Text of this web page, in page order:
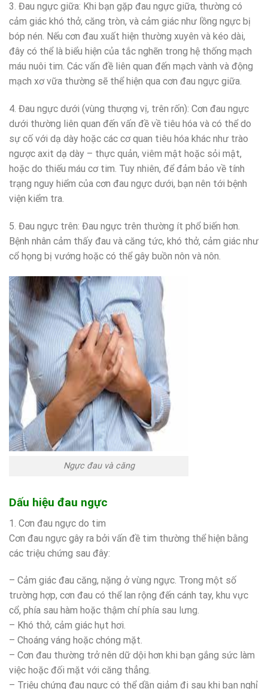
3. Đau ngực giữa: Khi bạn gặp đau ngực giữa, thường có
cảm giác khó thở, căng tròn, và cảm giác như lồng ngực bị
bóp nén. Nếu cơn đau xuất hiện thường xuyên và kéo dài,
đây có thể là biểu hiện của tắc nghẽn trong hệ thống mạch
máu nuôi tim. Các vấn đề liên quan đến mạch vành và động
mạch xơ vữa thường sẽ thể hiện qua cơn đau ngực giữa.
4. Đau ngực dưới (vùng thượng vị, trên rốn): Cơn đau ngực
dưới thường liên quan đến vấn đề về tiêu hóa và có thể do
sự cố với dạ dày hoặc các cơ quan tiêu hóa khác như trào
ngược axit dạ dày – thực quản, viêm mật hoặc sỏi mật,
hoặc do thiếu máu cơ tim. Tuy nhiên, để đảm bảo về tính
trạng nguy hiểm của cơn đau ngực dưới, bạn nên tới bệnh
viện kiểm tra.
5. Đau ngực trên: Đau ngực trên thường ít phổ biến hơn.
Bệnh nhân cảm thấy đau và căng tức, khó thở, cảm giác như
cổ họng bị vướng hoặc có thể gây buồn nôn và nôn.
Ngực đau và căng
Dấu hiệu đau ngực
1. Cơn đau ngực do tim
Cơn đau ngực gây ra bởi vấn đề tim thường thể hiện bằng
các triệu chứng sau đây:
– Cảm giác đau căng, nặng ở vùng ngực. Trong một số
trường hợp, cơn đau có thể lan rộng đến cánh tay, khu vực
cổ, phía sau hàm hoặc thậm chí phía sau lưng.
– Khó thở, cảm giác hụt hơi.
– Choáng váng hoặc chóng mặt.
– Cơn đau thường trở nên dữ dội hơn khi bạn gắng sức làm
việc hoặc đối mặt với căng thẳng.
– Triệu chứng đau ngực có thể dần giảm đi sau khi bạn nghỉ